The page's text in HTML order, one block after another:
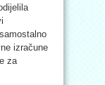
izračune
za